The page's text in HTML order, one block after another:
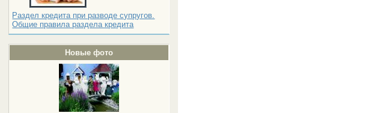
Раздел кредита при разводе супругов.
Общие правила раздела кредита
Новые фото